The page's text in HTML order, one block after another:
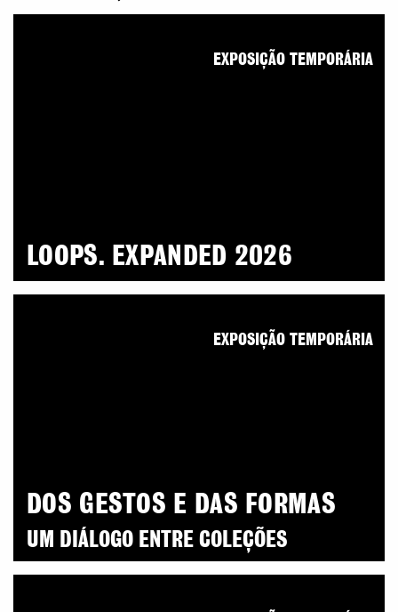
LOOPS. EXPANDED 2026
EXPOSIÇÃO TEMPORÁRIA
DOS GESTOS E DAS FORMAS
UM DIÁLOGO ENTRE COLEÇÕES
EXPOSIÇÃO TEMPORÁRIA